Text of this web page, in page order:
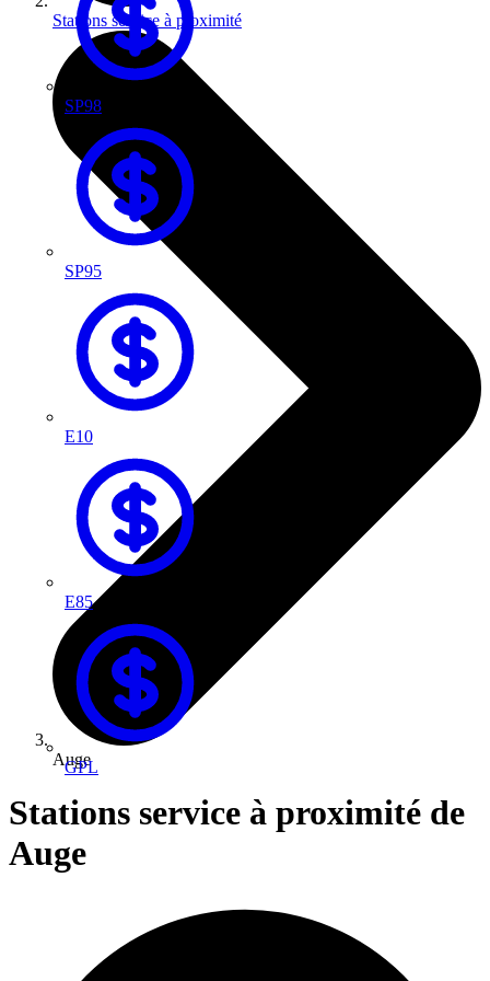
SP98
SP95
E10
E85
GPL
Stations service à proximité
Auge
Stations service à proximité de
Auge